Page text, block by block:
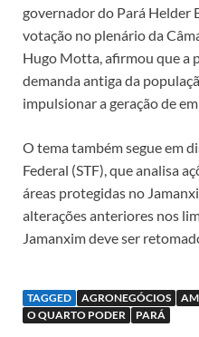
governador do Pará Helder
votação no plenário da
Hugo Motta, afirmou que a
demanda antiga da
impulsionar a geração de
O tema também segue em
Federal (STF), que analisa
áreas protegidas no
alterações anteriores nos
Jamanxim deve ser
TAGGED AGRONEGÓCIOS
O QUARTO PODER
PARÁ